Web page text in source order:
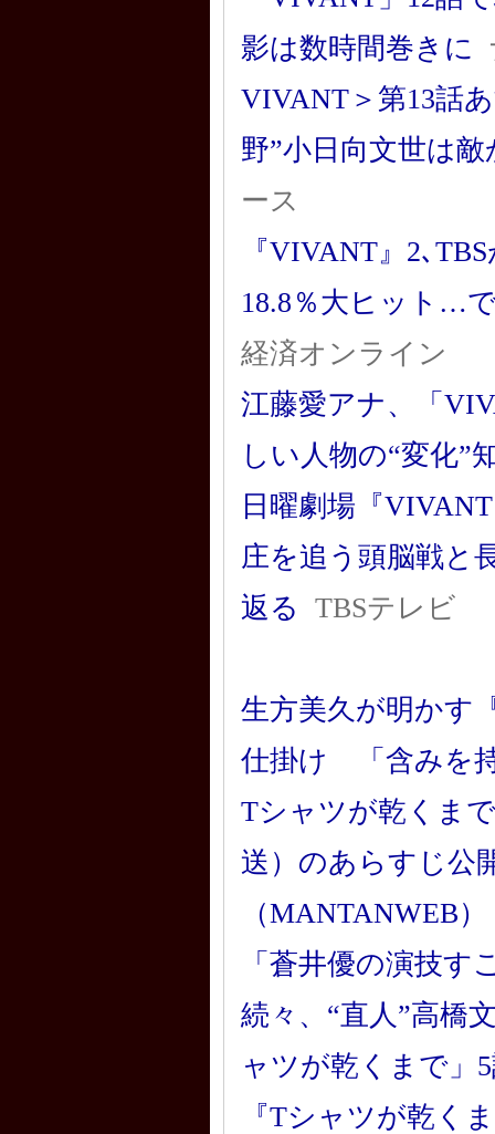
影は数時間巻きに
VIVANT＞第13話
野”小日向文世は
ース
『VIVANT』2､
18.8％大ヒット…
経済オンライン
江藤愛アナ、「
しい人物の“変化”
日曜劇場『
庄を追う頭脳戦と
返る
TBSテレビ
生方美久が明かす
仕掛け 「含みを
Tシャツが乾くま
送）のあらすじ公
（MANTANWEB）
「蒼井優の演技
続々、“直人”高橋
ャツが乾くまで」
『Tシャツが乾く